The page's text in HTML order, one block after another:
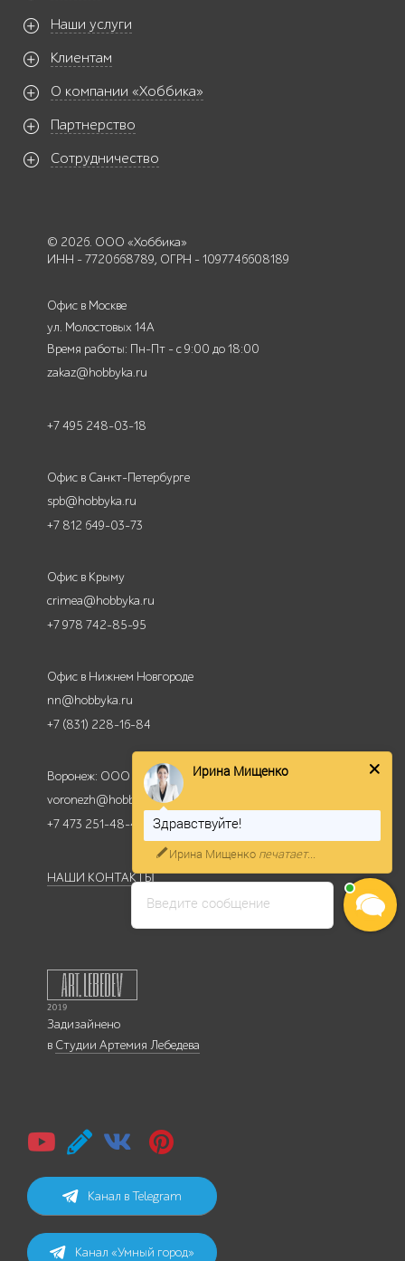
Наши услуги
Клиентам
О компании «Хоббика»
Партнерство
Сотрудничество
© 2026. ООО «Хоббика»
ИНН - 7720668789, ОГРН - 1097746608189
Офис в Москве
ул. Молостовых 14А
Время работы: Пн-Пт - с 9:00 до 18:00
zakaz@hobbyka.ru
+7 495 248-03-18
Офис в Санкт-Петербурге
spb@hobbyka.ru
+7 812 649-03-73
Офис в Крыму
crimea@hobbyka.ru
+7 978 742-85-95
Офис в Нижнем Новгороде
nn@hobbyka.ru
+7 (831) 228-16-84
Воронеж: ООО КМР
voronezh@hobbyka.ru
+7 473 251-48-47
НАШИ КОНТАКТЫ
Задизайнено
в Студии Артемия Лебедева
Канал в Telegram
Канал «Умный город»
Введите сообщение
Ирина Мищенко
Здравствуйте!
Ирина Мищенко печатает...